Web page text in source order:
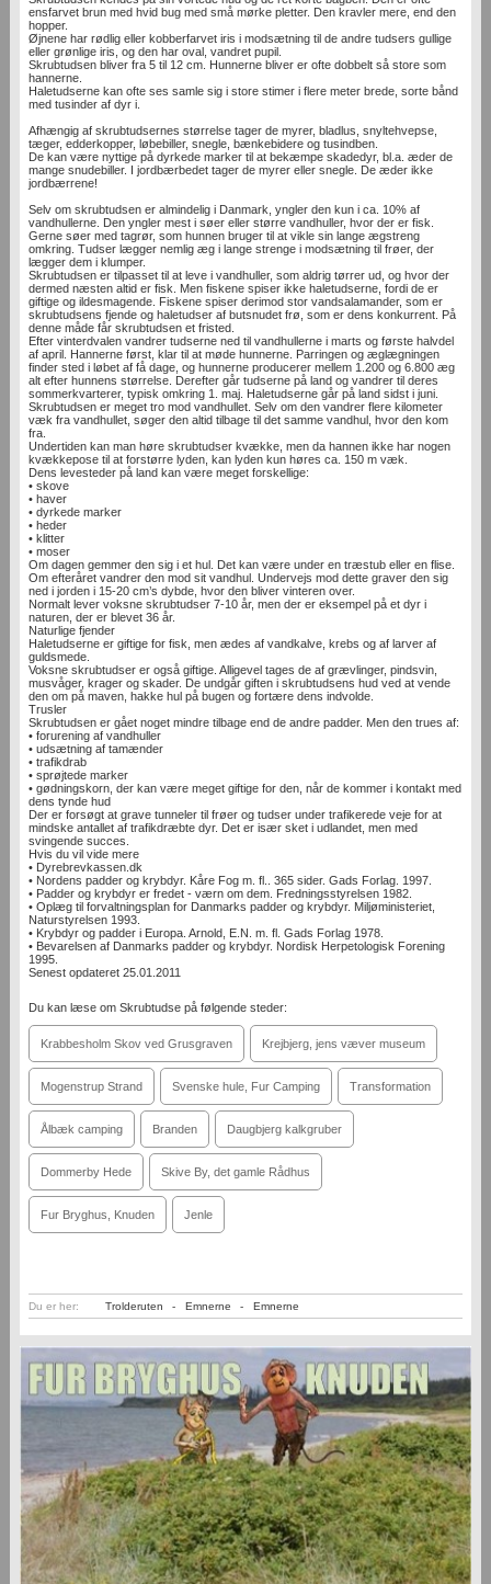
ensfarvet brun med hvid bug med små mørke pletter. Den kravler mere, end den
hopper.
Øjnene har rødlig eller kobberfarvet iris i modsætning til de andre tudsers gullige
eller grønlige iris, og den har oval, vandret pupil.
Skrubtudsen bliver fra 5 til 12 cm. Hunnerne bliver er ofte dobbelt så store som
hannerne.
Haletudserne kan ofte ses samle sig i store stimer i flere meter brede, sorte bånd
med tusinder af dyr i.
Afhængig af skrubtudsernes størrelse tager de myrer, bladlus, snyltehvepse,
tæger, edderkopper, løbebiller, snegle, bænkebidere og tusindben.
De kan være nyttige på dyrkede marker til at bekæmpe skadedyr, bl.a. æder de
mange snudebiller. I jordbærbedet tager de myrer eller snegle. De æder ikke
jordbærrene!
Selv om skrubtudsen er almindelig i Danmark, yngler den kun i ca. 10% af
vandhullerne. Den yngler mest i søer eller større vandhuller, hvor der er fisk.
Gerne søer med tagrør, som hunnen bruger til at vikle sin lange ægstreng
omkring. Tudser lægger nemlig æg i lange strenge i modsætning til frøer, der
lægger dem i klumper.
Skrubtudsen er tilpasset til at leve i vandhuller, som aldrig tørrer ud, og hvor der
dermed næsten altid er fisk. Men fiskene spiser ikke haletudserne, fordi de er
giftige og ildesmagende. Fiskene spiser derimod stor vandsalamander, som er
skrubtudsens fjende og haletudser af butsnudet frø, som er dens konkurrent. På
denne måde får skrubtudsen et fristed.
Efter vinterdvalen vandrer tudserne ned til vandhullerne i marts og første halvdel
af april. Hannerne først, klar til at møde hunnerne. Parringen og æglægningen
finder sted i løbet af få dage, og hunnerne producerer mellem 1.200 og 6.800 æg
alt efter hunnens størrelse. Derefter går tudserne på land og vandrer til deres
sommerkvarterer, typisk omkring 1. maj. Haletudserne går på land sidst i juni.
Skrubtudsen er meget tro mod vandhullet. Selv om den vandrer flere kilometer
væk fra vandhullet, søger den altid tilbage til det samme vandhul, hvor den kom
fra.
Undertiden kan man høre skrubtudser kvække, men da hannen ikke har nogen
kvækkepose til at forstørre lyden, kan lyden kun høres ca. 150 m væk.
Dens levesteder på land kan være meget forskellige:
• skove
• haver
• dyrkede marker
• heder
• klitter
• moser
Om dagen gemmer den sig i et hul. Det kan være under en træstub eller en flise.
Om efteråret vandrer den mod sit vandhul. Undervejs mod dette graver den sig
ned i jorden i 15-20 cm’s dybde, hvor den bliver vinteren over.
Normalt lever voksne skrubtudser 7-10 år, men der er eksempel på et dyr i
naturen, der er blevet 36 år.
Naturlige fjender
Haletudserne er giftige for fisk, men ædes af vandkalve, krebs og af larver af
guldsmede.
Voksne skrubtudser er også giftige. Alligevel tages de af grævlinger, pindsvin,
musvåger, krager og skader. De undgår giften i skrubtudsens hud ved at vende
den om på maven, hakke hul på bugen og fortære dens indvolde.
Trusler
Skrubtudsen er gået noget mindre tilbage end de andre padder. Men den trues af:
• forurening af vandhuller
• udsætning af tamænder
• trafikdrab
• sprøjtede marker
• gødningskorn, der kan være meget giftige for den, når de kommer i kontakt med
dens tynde hud
Der er forsøgt at grave tunneler til frøer og tudser under trafikerede veje for at
mindske antallet af trafikdræbte dyr. Det er især sket i udlandet, men med
svingende succes.
Hvis du vil vide mere
• Dyrebrevkassen.dk
• Nordens padder og krybdyr. Kåre Fog m. fl.. 365 sider. Gads Forlag. 1997.
• Padder og krybdyr er fredet - værn om dem. Fredningsstyrelsen 1982.
• Oplæg til forvaltningsplan for Danmarks padder og krybdyr. Miljøministeriet,
Naturstyrelsen 1993.
• Krybdyr og padder i Europa. Arnold, E.N. m. fl. Gads Forlag 1978.
• Bevarelsen af Danmarks padder og krybdyr. Nordisk Herpetologisk Forening
1995.
Senest opdateret 25.01.2011
Du kan læse om Skrubtudse på følgende steder:
Krabbesholm Skov ved Grusgraven Krejbjerg, jens væver museum
Mogenstrup Strand Svenske hule, Fur Camping Transformation
Ålbæk camping Branden Daugbjerg kalkgruber
Dommerby Hede Skive By, det gamle Rådhus
Fur Bryghus, Knuden Jenle
Du er her: Trolderuten - Emnerne - Emnerne